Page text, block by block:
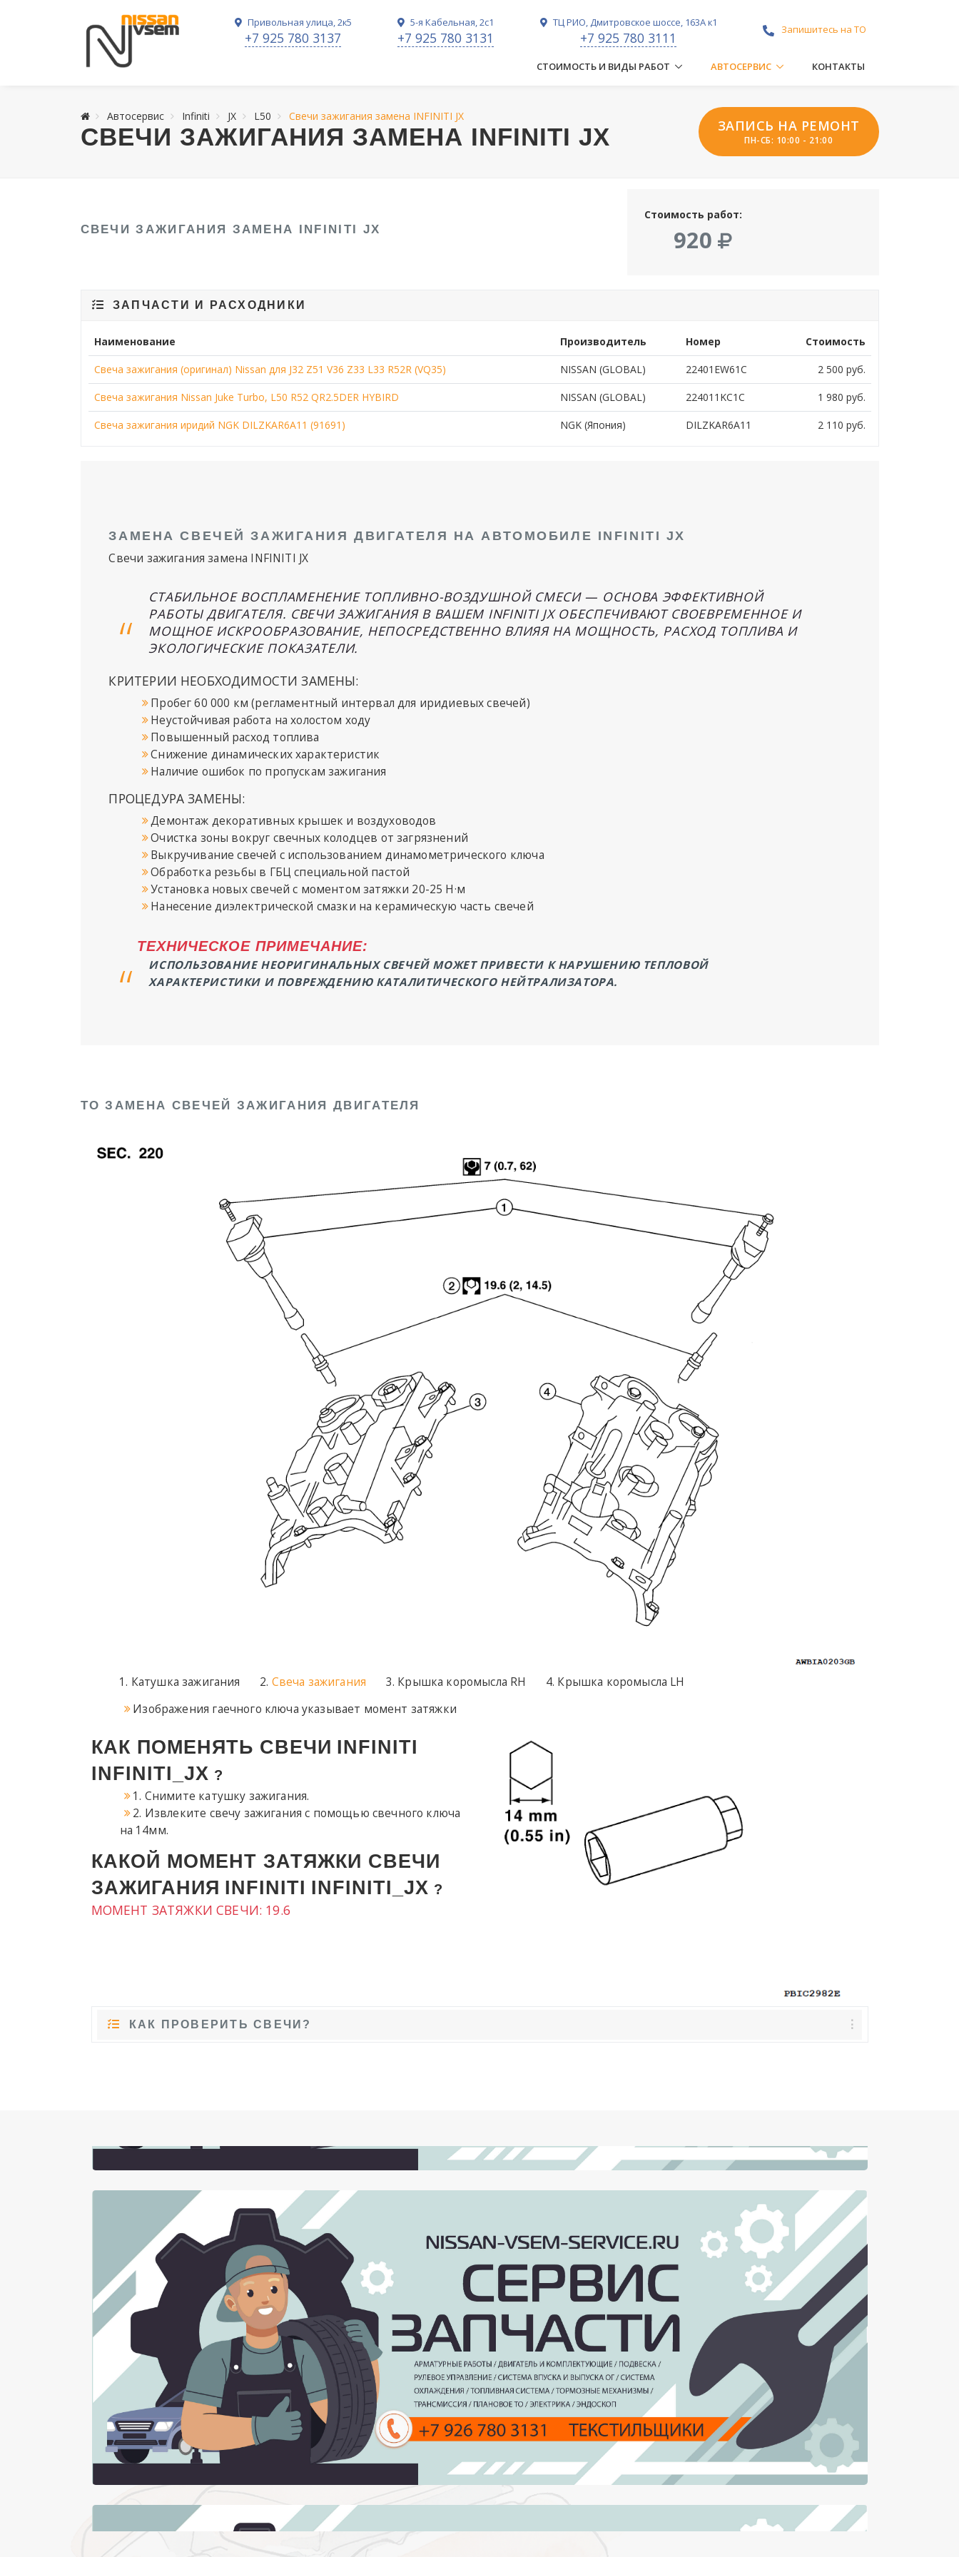
Привольная улица, 2к5
+7 925 780 3137
5-я Кабельная, 2с1
+7 925 780 3131
ТЦ РИО, Дмитровское шоссе, 163А к1
+7 925 780 3111
Запишитесь на ТО
СТОИМОСТЬ И ВИДЫ РАБОТ АВТОСЕРВИС КОНТАКТЫ
Автосервис Infiniti JX L50 Свечи зажигания замена INFINITI JX
СВЕЧИ ЗАЖИГАНИЯ ЗАМЕНА INFINITI JX ЗАПИСЬ НА РЕМОНТ
ПН-СБ: 10:00 - 21:00
СВЕЧИ ЗАЖИГАНИЯ ЗАМЕНА INFINITI JX
Стоимость работ:
920
ЗАПЧАСТИ И РАСХОДНИКИ
Наименование Производитель Номер Стоимость
Свеча зажигания (оригинал) Nissan для J32 Z51 V36 Z33 L33 R52R (VQ35) NISSAN (GLOBAL) 22401EW61C 2 500 руб.
Свеча зажигания Nissan Juke Turbo, L50 R52 QR2.5DER HYBIRD NISSAN (GLOBAL) 224011KC1C 1 980 руб.
Свеча зажигания иридий NGK DILZKAR6A11 (91691) NGK (Япония) DILZKAR6A11 2 110 руб.
ЗАМЕНА СВЕЧЕЙ ЗАЖИГАНИЯ ДВИГАТЕЛЯ НА АВТОМОБИЛЕ INFINITI JX
Свечи зажигания замена INFINITI JX
СТАБИЛЬНОЕ ВОСПЛАМЕНЕНИЕ ТОПЛИВНО-ВОЗДУШНОЙ СМЕСИ — ОСНОВА ЭФФЕКТИВНОЙ
РАБОТЫ ДВИГАТЕЛЯ. СВЕЧИ ЗАЖИГАНИЯ В ВАШЕМ INFINITI JX ОБЕСПЕЧИВАЮТ СВОЕВРЕМЕННОЕ И
МОЩНОЕ ИСКРООБРАЗОВАНИЕ, НЕПОСРЕДСТВЕННО ВЛИЯЯ НА МОЩНОСТЬ, РАСХОД ТОПЛИВА И
ЭКОЛОГИЧЕСКИЕ ПОКАЗАТЕЛИ.
КРИТЕРИИ НЕОБХОДИМОСТИ ЗАМЕНЫ:
Пробег 60 000 км (регламентный интервал для иридиевых свечей)
Неустойчивая работа на холостом ходу
Повышенный расход топлива
Снижение динамических характеристик
Наличие ошибок по пропускам зажигания
ПРОЦЕДУРА ЗАМЕНЫ:
Демонтаж декоративных крышек и воздуховодов
Очистка зоны вокруг свечных колодцев от загрязнений
Выкручивание свечей с использованием динамометрического ключа
Обработка резьбы в ГБЦ специальной пастой
Установка новых свечей с моментом затяжки 20-25 Н·м
Нанесение диэлектрической смазки на керамическую часть свечей
ТЕХНИЧЕСКОЕ ПРИМЕЧАНИЕ:
ИСПОЛЬЗОВАНИЕ НЕОРИГИНАЛЬНЫХ СВЕЧЕЙ МОЖЕТ ПРИВЕСТИ К НАРУШЕНИЮ ТЕПЛОВОЙ
ХАРАКТЕРИСТИКИ И ПОВРЕЖДЕНИЮ КАТАЛИТИЧЕСКОГО НЕЙТРАЛИЗАТОРА.
ТО ЗАМЕНА СВЕЧЕЙ ЗАЖИГАНИЯ ДВИГАТЕЛЯ
Катушка зажигания Свеча зажигания Крышка коромысла RH
Крышка коромысла LH
Изображения гаечного ключа указывает момент затяжки
КАК ПОМЕНЯТЬ СВЕЧИ INFINITI
INFINITI_JX ?
1. Снимите катушку зажигания.
2. Извлеките свечу зажигания с помощью свечного ключа
на 14мм.
КАКОЙ МОМЕНТ ЗАТЯЖКИ СВЕЧИ
ЗАЖИГАНИЯ INFINITI INFINITI_JX ?
МОМЕНТ ЗАТЯЖКИ СВЕЧИ: 19.6
КАК ПРОВЕРИТЬ СВЕЧИ?